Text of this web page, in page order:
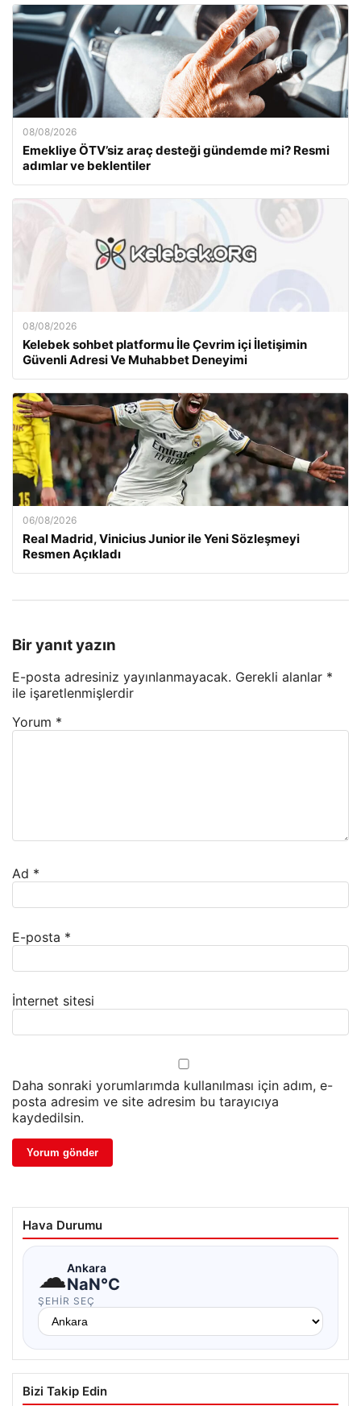
08/08/2026
Emekliye ÖTV’siz araç desteği gündemde mi? Resmi
adımlar ve beklentiler
08/08/2026
Kelebek sohbet platformu İle Çevrim içi İletişimin
Güvenli Adresi Ve Muhabbet Deneyimi
06/08/2026
Real Madrid, Vinicius Junior ile Yeni Sözleşmeyi
Resmen Açıkladı
Bir yanıt yazın
E-posta adresiniz yayınlanmayacak. Gerekli alanlar *
ile işaretlenmişlerdir
Yorum *
Ad *
E-posta *
İnternet sitesi
Daha sonraki yorumlarımda kullanılması için adım, e-
posta adresim ve site adresim bu tarayıcıya
kaydedilsin.
Hava Durumu
☁Ankara
NaN°C
ŞEHIR SEÇ
Bizi Takip Edin